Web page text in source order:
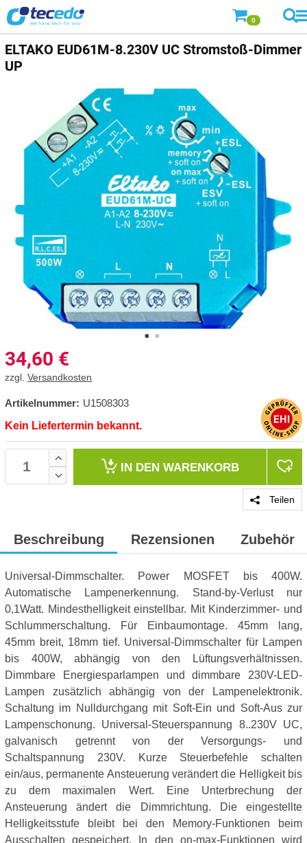
0
ELTAKO EUD61M-8.230V UC Stromstoß-Dimmer
UP
34,60 €
zzgl. Versandkosten
Artikelnummer: U1508303
Kein Liefertermin bekannt.
IN DEN WARENKORB
Teilen
Beschreibung Rezensionen Zubehör
Universal-Dimmschalter. Power MOSFET bis 400W.
Automatische Lampenerkennung. Stand-by-Verlust nur
0,1Watt. Mindesthelligkeit einstellbar. Mit Kinderzimmer- und
Schlummerschaltung. Für Einbaumontage. 45mm lang,
45mm breit, 18mm tief. Universal-Dimmschalter für Lampen
bis 400W, abhängig von den Lüftungsverhältnissen.
Dimmbare Energiesparlampen und dimmbare 230V-LED-
Lampen zusätzlich abhängig von der Lampenelektronik.
Schaltung im Nulldurchgang mit Soft-Ein und Soft-Aus zur
Lampenschonung. Universal-Steuerspannung 8..230V UC,
galvanisch getrennt von der Versorgungs- und
Schaltspannung 230V. Kurze Steuerbefehle schalten
ein/aus, permanente Ansteuerung verändert die Helligkeit bis
zu dem maximalen Wert. Eine Unterbrechung der
Ansteuerung ändert die Dimmrichtung. Die eingestellte
Helligkeitsstufe bleibt bei den Memory-Funktionen beim
Ausschalten gespeichert. In den on-max-Funktionen wird